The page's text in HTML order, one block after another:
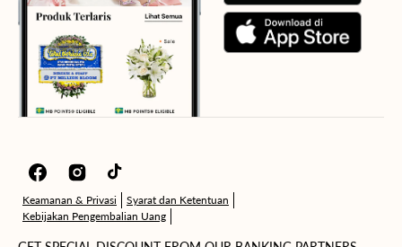
FacebookInstagramTikTok
Keamanan & Privasi
Syarat dan Ketentuan
Kebijakan Pengembalian Uang